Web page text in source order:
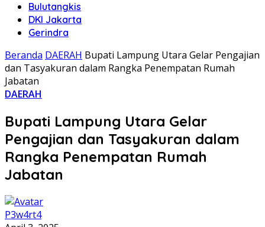
Bulutangkis
DKI Jakarta
Gerindra
Beranda DAERAH Bupati Lampung Utara Gelar Pengajian
dan Tasyakuran dalam Rangka Penempatan Rumah
Jabatan
DAERAH
Bupati Lampung Utara Gelar
Pengajian dan Tasyakuran dalam
Rangka Penempatan Rumah
Jabatan
P3w4rt4